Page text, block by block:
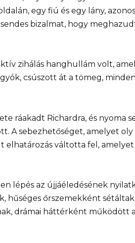
egy fiú és egy lány,
bizalmat, hogy
zihálás hanghullám volt,
csúszott át a tömeg,
ráakadt Richardra, és nyoma
A sebezhetőséget, amelyet
elhatározás váltotta fel,
lépés az újjáéledésének
hűséges őrszemekként
drámai háttérként működött